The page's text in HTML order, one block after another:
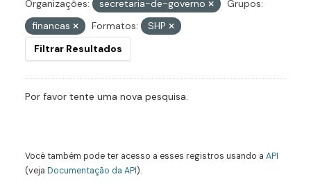
Organizações:
secretaria-de-governo
Grupos:
financas
Formatos:
SHP
Filtrar Resultados
Por favor tente uma nova pesquisa.
Você também pode ter acesso a esses registros usando a API
(veja Documentação da API).